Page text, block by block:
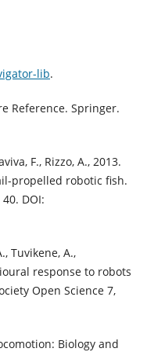
lib.
Reference. Springer.
F., Rizzo, A., 2013.
propelled robotic fish.
DOI:
Tuvikene, A.,
response to robots
Open Science 7,
Biology and